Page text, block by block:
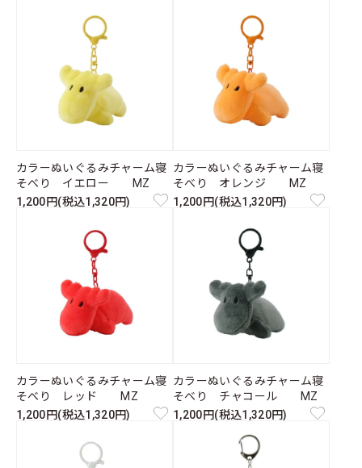
カラーぬいぐるみチャーム寝
そべり イエロー MZ
1,200円(税込1,320円)
カラーぬいぐるみチャーム寝
そべり オレンジ MZ
1,200円(税込1,320円)
カラーぬいぐるみチャーム寝
そべり レッド MZ
1,200円(税込1,320円)
カラーぬいぐるみチャーム寝
そべり チャコール MZ
1,200円(税込1,320円)